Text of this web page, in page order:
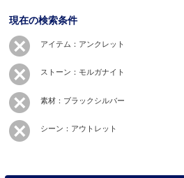
現在の検索条件
アイテム：アンクレット
ストーン：モルガナイト
素材：ブラックシルバー
シーン：アウトレット